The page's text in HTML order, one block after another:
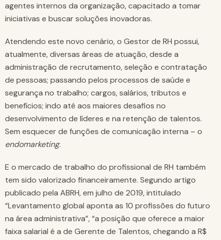
agentes internos da organização, capacitado a tomar
iniciativas e buscar soluções inovadoras.
Atendendo este novo cenário, o Gestor de RH possui,
atualmente, diversas áreas de atuação, desde a
administração de recrutamento, seleção e contratação
de pessoas; passando pelos processos de saúde e
segurança no trabalho; cargos, salários, tributos e
benefícios; indo até aos maiores desafios no
desenvolvimento de líderes e na retenção de talentos.
Sem esquecer de funções de comunicação interna – o
endomarketing.
E o mercado de trabalho do profissional de RH também
tem sido valorizado financeiramente. Segundo artigo
publicado pela ABRH, em julho de 2019, intitulado
“Levantamento global aponta as 10 profissões do futuro
na área administrativa”, “a posição que oferece a maior
faixa salarial é a de Gerente de Talentos, chegando a R$